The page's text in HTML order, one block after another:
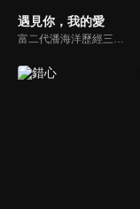
遇見你，我的愛
富二代潘海洋歷經三次失敗婚姻，認為金錢阻礙愛情。唯第一任妻子陸雪怡真心待他。好友伊軒勸他隱藏身份。他在酒吧對芭蕾舞演員韓夢瑤一見鍾情。便化身業務經理與她相戀。熱戀中潘海洋決定娶韓夢瑤，卻在婚前發現韓夢瑤三年前曾是自己公司員工，進而揭開伊軒與韓夢瑤為還債設局圖謀他財產的陰謀...